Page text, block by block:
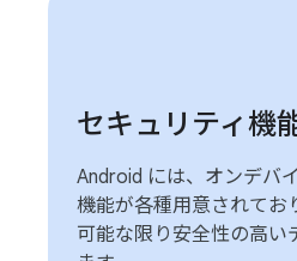
セキュリティ機
Android には、オンデバ
機能が各種用意されてお
可能な限り安全性の高い